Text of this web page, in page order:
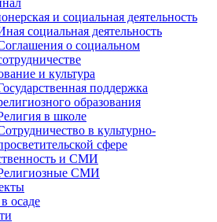
и социальная деятельность
социальная деятельность
о социальном
и культура
поддержка
образования
в школе
в культурно-
сфере
и СМИ
СМИ
осаде